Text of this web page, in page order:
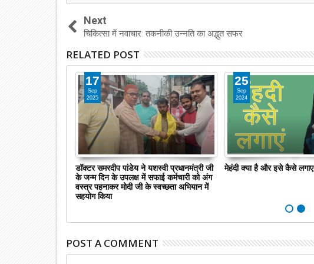
Next
चिकित्सा में नवाचार: तकनीकी उन्नति का अद्भुत सफर
RELATED POST
17
Sep
2025
डॉक्टर समरदीप पांडेय ने यशस्वी प्रधानमंत्री जी
के जन्म दिन के उपलक्ष में सफाई कर्मचारी को अंग
वस्त्र पहनाकर मोदी जी के स्वच्छता अभियान में
सहयोग किया
25
Sep
2024
मेहंदी क्या है और इसे कैसे लगाए
POST A COMMENT